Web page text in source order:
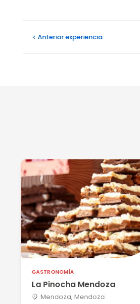
Anteriorexperiencia
GASTRONOMÍA
La Pinocha Mendoza
Mendoza, Mendoza